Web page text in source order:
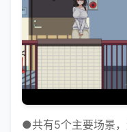
●共有5个主要场景